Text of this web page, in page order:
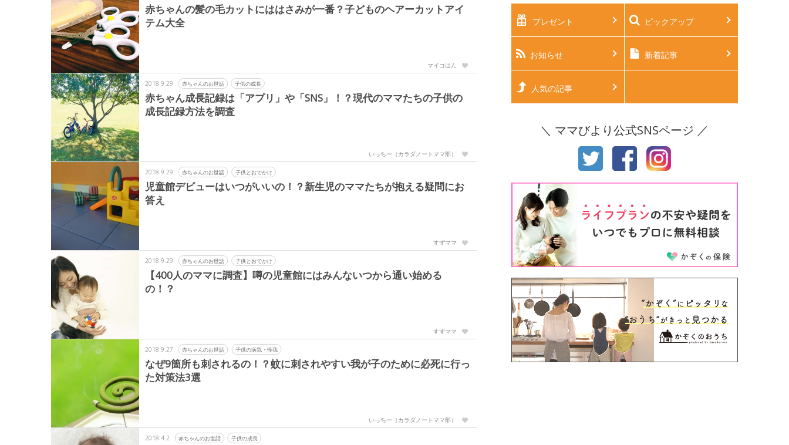
赤ちゃんの髪の毛カットにははさみが一番？子どものヘアーカットアイ
テム大全
マイコはん
2018.9.29 赤ちゃんのお世話 子供の成長
赤ちゃん成長記録は「アプリ」や「SNS」！？現代のママたちの子供の
成長記録方法を調査
いっちー（カラダノートママ部）
2018.9.29 赤ちゃんのお世話 子供とおでかけ
児童館デビューはいつがいいの！？新生児のママたちが抱える疑問にお
答え
すずママ
2018.9.29 赤ちゃんのお世話 子供とおでかけ
【400人のママに調査】噂の児童館にはみんないつから通い始める
の！？
すずママ
2018.9.27 赤ちゃんのお世話 子供の病気・怪我
なぜ9箇所も刺されるの！？蚊に刺されやすい我が子のために必死に行っ
た対策法3選
いっちー（カラダノートママ部）
2018.4.2 赤ちゃんのお世話 子供の成長
生後2ヶ月 生後3ヶ月
生後4ヶ月 生後5ヶ月
生後6ヶ月
生後11ヶ月
3才 4才
5才 6才
プレゼント ピックアップ
お知らせ 新着記事
人気の記事
＼ ママびより公式SNSページ ／